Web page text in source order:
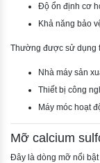
Độ ổn định cơ
Khả năng bảo
Thường được sử dụng
Nhà máy sản
Thiết bị công
Máy móc hoạt
Mỡ calcium
Đây là dòng mỡ nổi